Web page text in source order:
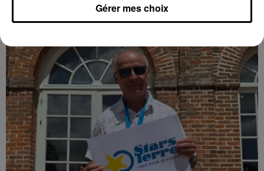
LE GRAND FORMAT
Gérer mes choix